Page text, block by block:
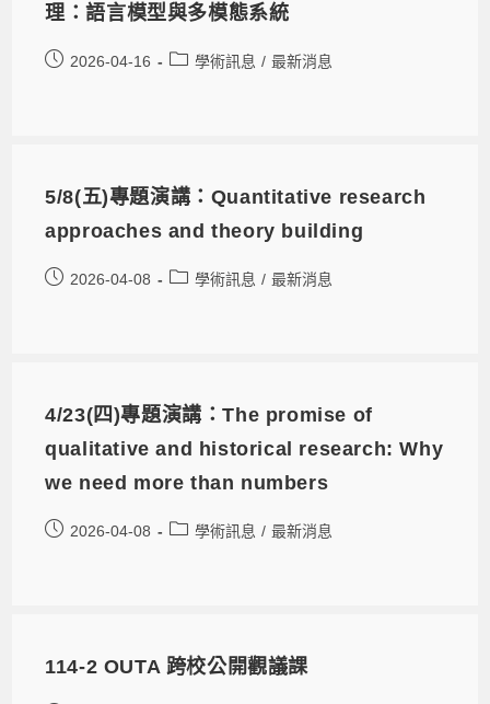
理：語言模型與多模態系統
2026-04-16 學術訊息 / 最新消息
5/8(五)專題演講：Quantitative research
approaches and theory building
2026-04-08 學術訊息 / 最新消息
4/23(四)專題演講：The promise of
qualitative and historical research: Why
we need more than numbers
2026-04-08 學術訊息 / 最新消息
114-2 OUTA 跨校公開觀議課